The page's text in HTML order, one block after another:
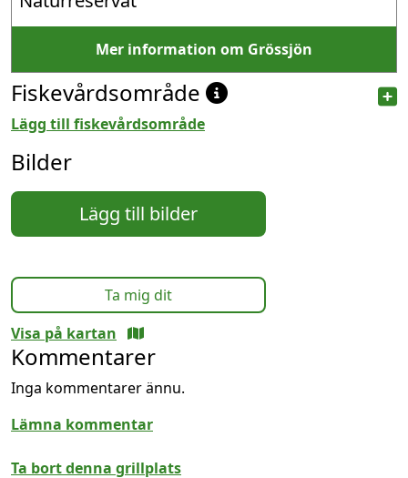
Mer information om Grössjön
Fiskevårdsområde
Lägg till fiskevårdsområde
Bilder
Lägg till bilder
Ta mig dit
Visa på kartan
Kommentarer
Inga kommentarer ännu.
Lämna kommentar
Ta bort denna grillplats